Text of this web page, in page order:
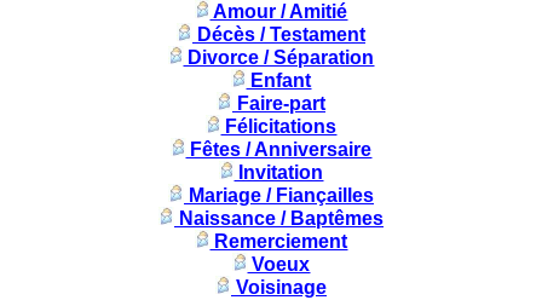
Amour / Amitié
Décès / Testament
Divorce / Séparation
Enfant
Faire-part
Félicitations
Fêtes / Anniversaire
Invitation
Mariage / Fiançailles
Naissance / Baptêmes
Remerciement
Voeux
Voisinage